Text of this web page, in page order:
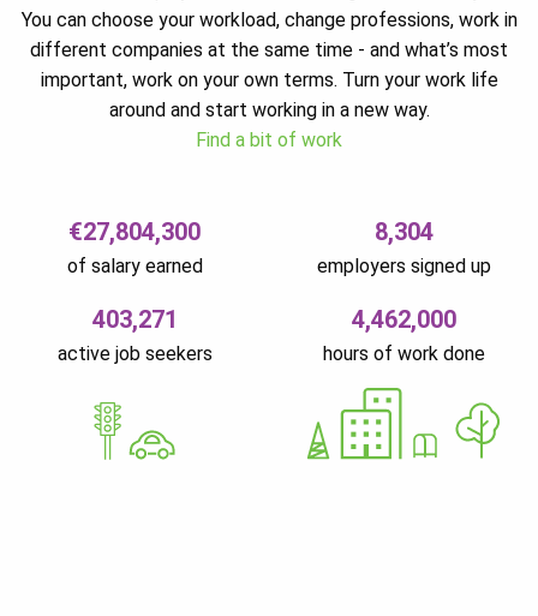
You can choose your workload, change professions, work in
different companies at the same time - and what’s most
important, work on your own terms. Turn your work life
around and start working in a new way.
Find a bit of work
€27,804,300
of salary earned
8,304
employers signed up
403,271
active job seekers
4,462,000
hours of work done